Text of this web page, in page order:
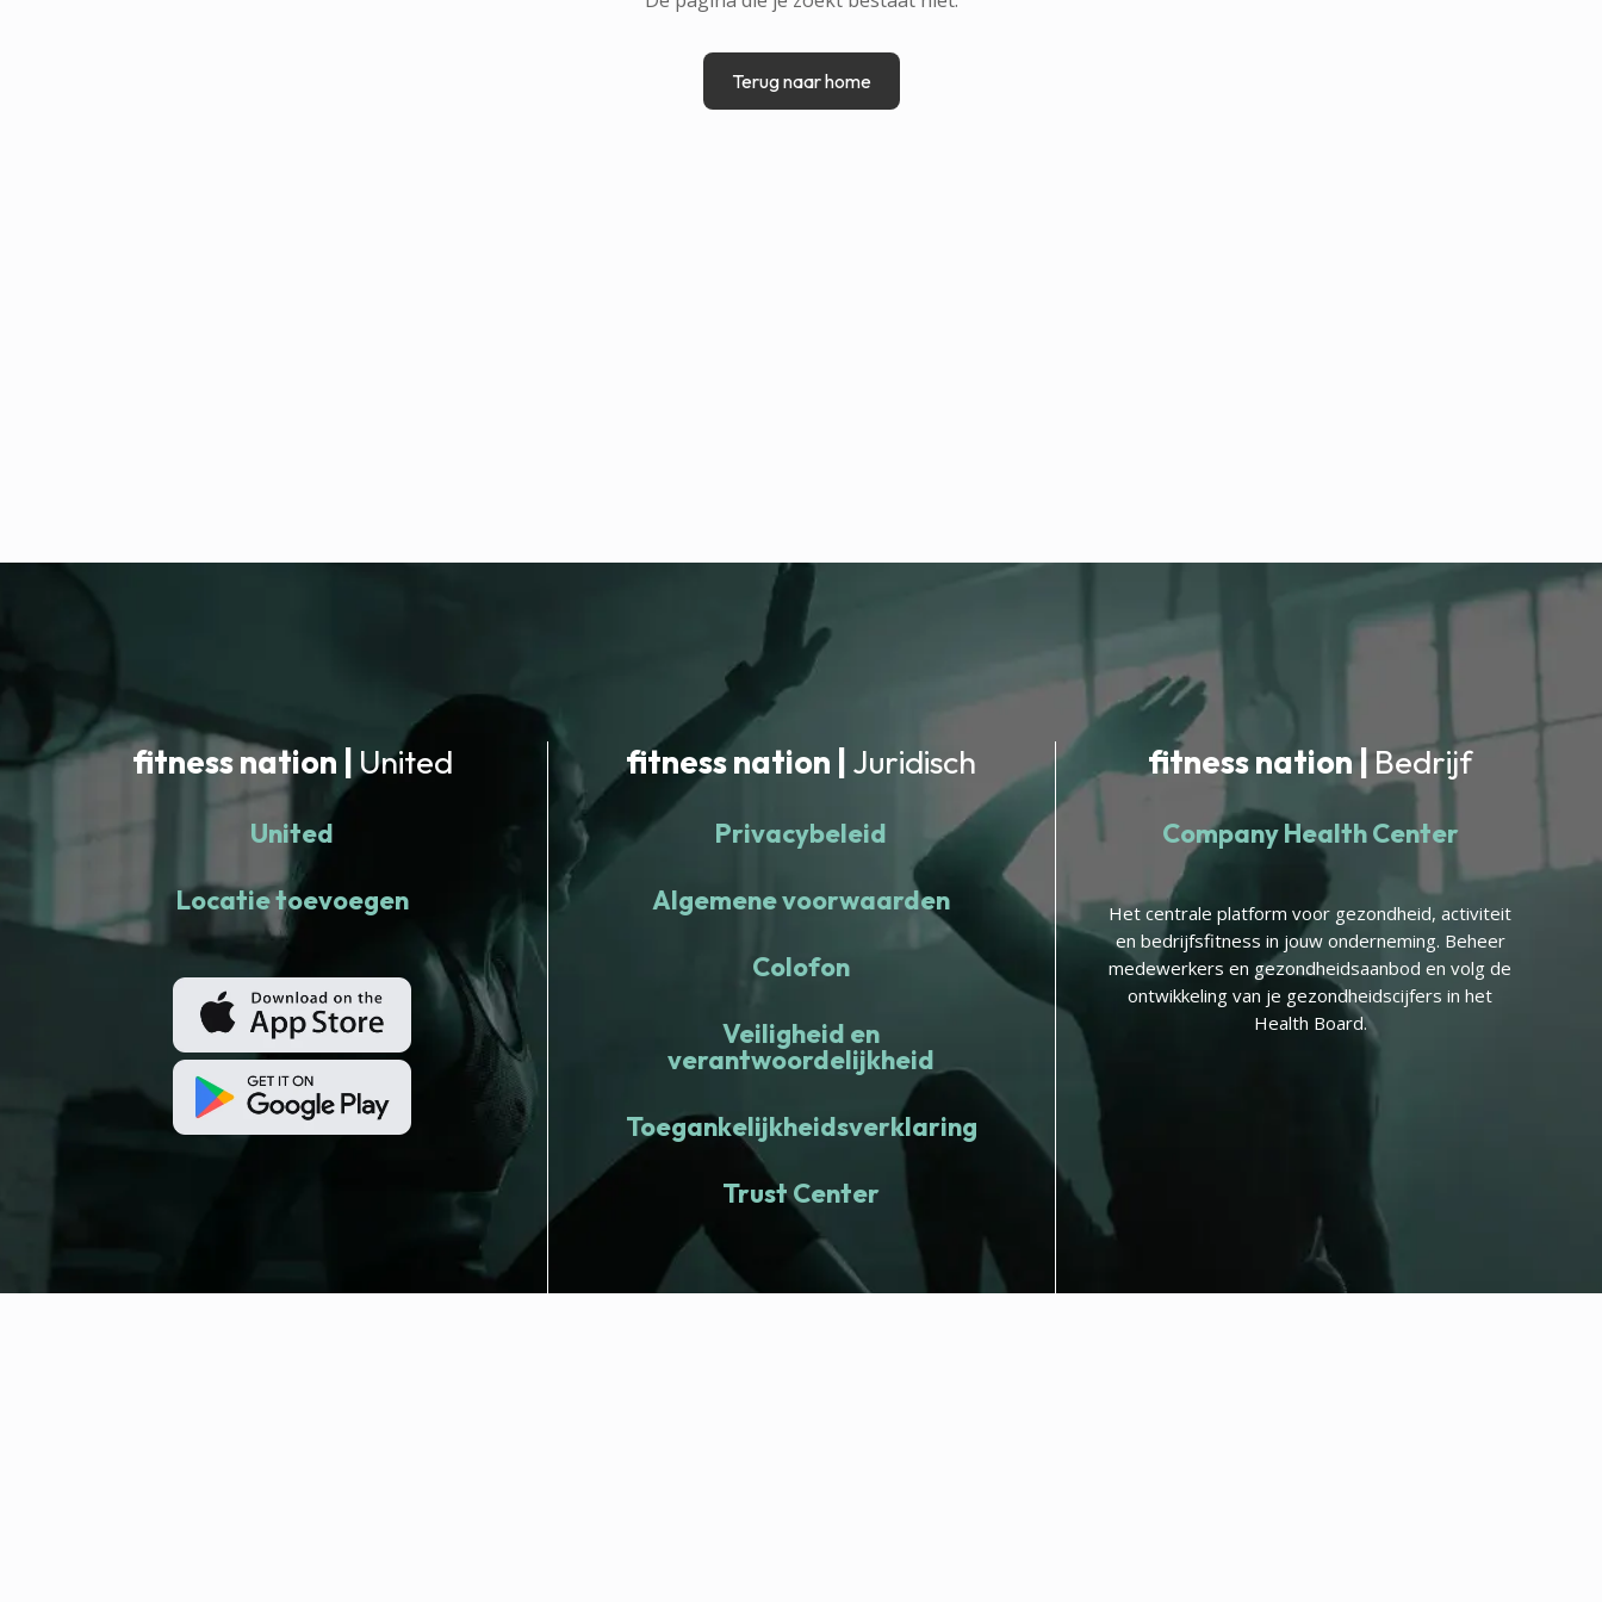
Terug naar home
fitness nation | United
United
Locatie toevoegen
fitness nation | Juridisch
Privacybeleid
Algemene voorwaarden
Colofon
Veiligheid en
verantwoordelijkheid
Toegankelijkheidsverklaring
Trust Center
fitness nation | Bedrijf
Company Health Center
Het centrale platform voor gezondheid, activiteit
en bedrijfsfitness in jouw onderneming. Beheer
medewerkers en gezondheidsaanbod en volg de
ontwikkeling van je gezondheidscijfers in het
Health Board.